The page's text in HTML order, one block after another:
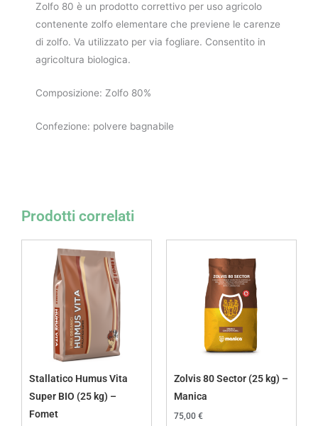
Zolfo 80 è un prodotto correttivo per uso agricolo
contenente zolfo elementare che previene le carenze
di zolfo. Va utilizzato per via fogliare. Consentito in
agricoltura biologica.
Composizione: Zolfo 80%
Confezione: polvere bagnabile
Prodotti correlati
Stallatico Humus Vita
Super BIO (25 kg) –
Fomet
Zolvis 80 Sector (25 kg) –
Manica
75,00 €